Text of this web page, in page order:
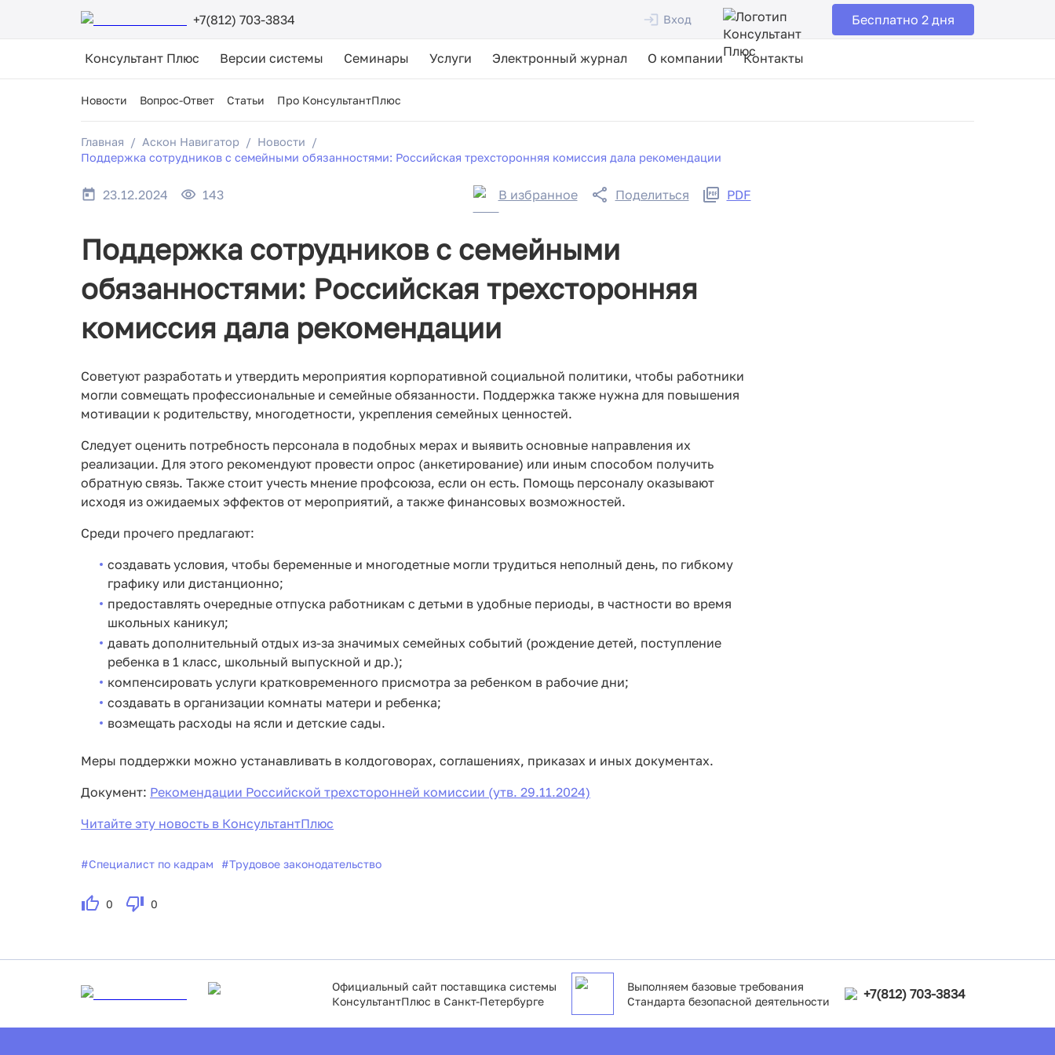
+7(812) 703-3834 Вход Бесплатно 2 дня
Консультант Плюс Версии системы Семинары Услуги Электронный журнал О компании Контакты
Новости Вопрос-Ответ Статьи Про КонсультантПлюс
Главная Аскон Навигатор
Новости
Поддержка сотрудников с семейными обязанностями: Российская трехсторонняя комиссия дала рекомендации
23.12.2024 143 В избранное Поделиться PDF
Поддержка сотрудников с семейными
обязанностями: Российская трехсторонняя
комиссия дала рекомендации
Советуют разработать и утвердить мероприятия корпоративной социальной политики, чтобы работники
могли совмещать профессиональные и семейные обязанности. Поддержка также нужна для повышения
мотивации к родительству, многодетности, укрепления семейных ценностей.
Следует оценить потребность персонала в подобных мерах и выявить основные направления их
реализации. Для этого рекомендуют провести опрос (анкетирование) или иным способом получить
обратную связь. Также стоит учесть мнение профсоюза, если он есть. Помощь персоналу оказывают
исходя из ожидаемых эффектов от мероприятий, а также финансовых возможностей.
Среди прочего предлагают:
создавать условия, чтобы беременные и многодетные могли трудиться неполный день, по гибкому
графику или дистанционно;
предоставлять очередные отпуска работникам с детьми в удобные периоды, в частности во время
школьных каникул;
давать дополнительный отдых из-за значимых семейных событий (рождение детей, поступление
ребенка в 1 класс, школьный выпускной и др.);
компенсировать услуги кратковременного присмотра за ребенком в рабочие дни;
создавать в организации комнаты матери и ребенка;
возмещать расходы на ясли и детские сады.
Меры поддержки можно устанавливать в колдоговорах, соглашениях, приказах и иных документах.
Документ: Рекомендации Российской трехсторонней комиссии (утв. 29.11.2024)
Читайте эту новость в КонсультантПлюс
#Специалист по кадрам #Трудовое законодательство
0 0
Официальный сайт поставщика системы
КонсультантПлюс в Санкт-Петербурге
Выполняем базовые требования
Стандарта безопасной деятельности
+7(812) 703-3834